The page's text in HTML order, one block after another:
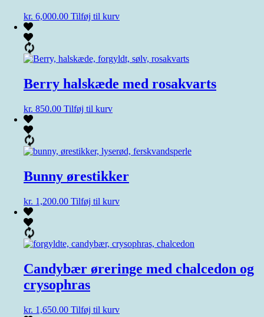
kr. 6,000.00 Tilføj til kurv
Berry halskæde med rosakvarts
kr. 850.00 Tilføj til kurv
Bunny ørestikker
kr. 1,200.00 Tilføj til kurv
Candybær øreringe med chalcedon og
crysophras
kr. 1,650.00 Tilføj til kurv